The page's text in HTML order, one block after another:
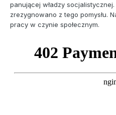
panującej władzy
zrezygnowano z tego pomysłu.
pracy w czynie społecznym.